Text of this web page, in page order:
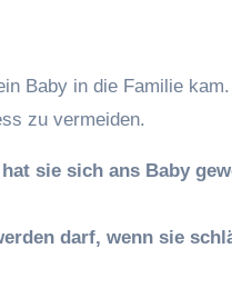
Baby in die Familie
zu vermeiden.
sie sich ans Baby
darf, wenn sie